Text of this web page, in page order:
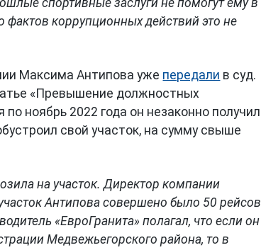
спортивные заслуги не помогут ему в
фактов коррупционных действий это не
Максима Антипова уже передали в суд.
«Превышение должностных
ноябрь 2022 года он незаконно получил
свой участок, на сумму свыше
на участок. Директор компании
Антипова совершено было 50 рейсов
«ЕвроГранита» полагал, что если он
Медвежьегорского района, то в